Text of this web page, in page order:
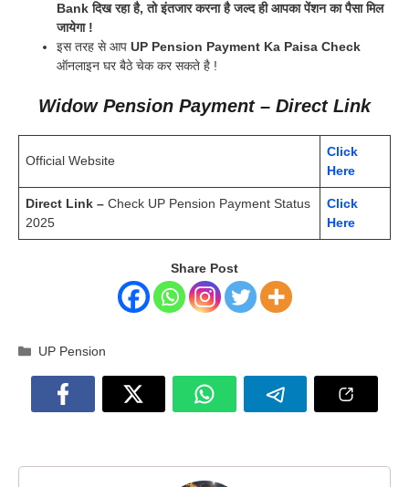
Bank दिख रहा है, तो इंतजार करना है जल्द ही आपका पेंशन का पैसा मिल
जायेगा !
इस तरह से आप UP Pension Payment Ka Paisa Check
ऑनलाइन घर बैठे चेक कर सकते है !
Widow Pension Payment – Direct Link
Official Website
Click
Here
Direct Link – Check UP Pension Payment Status
2025
Click
Here
Share Post
Categories
UP Pension